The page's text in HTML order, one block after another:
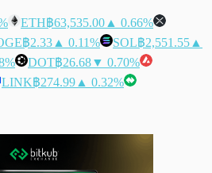
ETH฿63,535.00 ▲ 0.66%
฿2.33 ▲ 0.11% SOL฿2,551.55 ▲
DOT฿26.68▼ 0.70%
LINK฿274.99 ▲ 0.32%